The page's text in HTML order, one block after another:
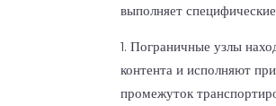
выполняет
Пограничные узлы
контента и исполняют
промежуток